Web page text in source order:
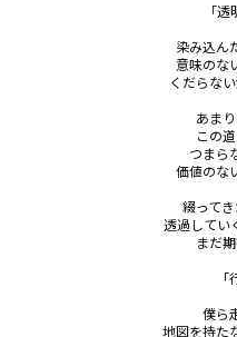
「
染み込ん
意味のな
くだらな
あま
この
つまら
価値のな
綴って
透過してい
まだ
僕ら
地図を持た